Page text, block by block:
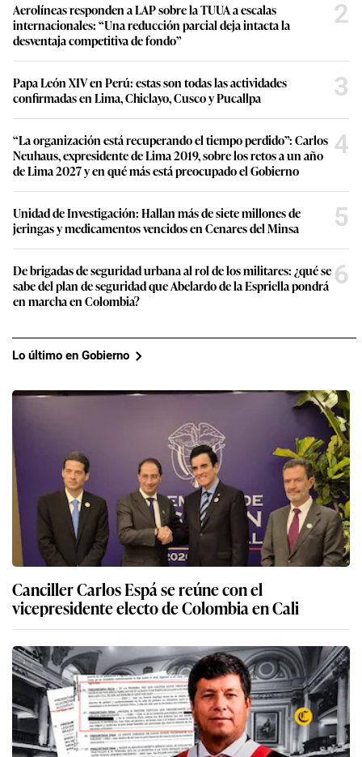
Aerolíneas responden a LAP sobre la TUUA a escalas
internacionales: “Una reducción parcial deja intacta la
desventaja competitiva de fondo”
2
Papa León XIV en Perú: estas son todas las actividades
confirmadas en Lima, Chiclayo, Cusco y Pucallpa
3
“La organización está recuperando el tiempo perdido”: Carlos
Neuhaus, expresidente de Lima 2019, sobre los retos a un año
de Lima 2027 y en qué más está preocupado el Gobierno
4
Unidad de Investigación: Hallan más de siete millones de
jeringas y medicamentos vencidos en Cenares del Minsa
5
De brigadas de seguridad urbana al rol de los militares: ¿qué se
sabe del plan de seguridad que Abelardo de la Espriella pondrá
en marcha en Colombia?
6
Lo último en Gobierno
Canciller Carlos Espá se reúne con el
vicepresidente electo de Colombia en Cali